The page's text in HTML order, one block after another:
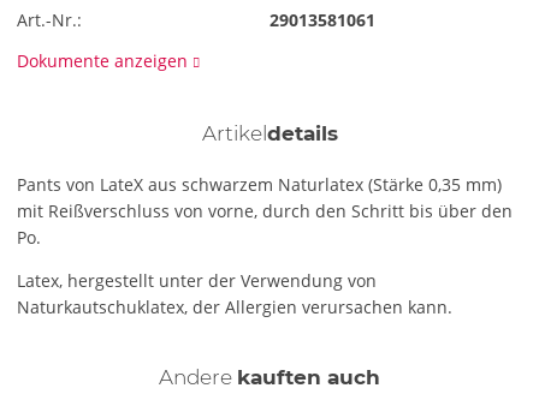
Art.-Nr.:
29013581061
Dokumente anzeigen
Artikeldetails
Pants von LateX aus schwarzem Naturlatex (Stärke 0,35 mm)
mit Reißverschluss von vorne, durch den Schritt bis über den
Po.
Latex, hergestellt unter der Verwendung von
Naturkautschuklatex, der Allergien verursachen kann.
Andere kauften auch